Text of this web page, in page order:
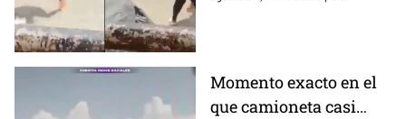
Momento exacto en el
que camioneta casi